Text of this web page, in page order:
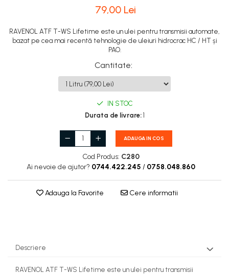
79,00 Lei
RAVENOL ATF T-WS Lifetime este un ulei pentru transmisii automate,
bazat pe cea mai recentă tehnologie de uleiuri hidrocrac HC / HT și
PAO.
Cantitate:
IN STOC
Durata de livrare:1
ADAUGA IN COS
Cod Produs: C280
Ai nevoie de ajutor? 0744.422.245 / 0758.048.860
Adauga la Favorite Cere informatii
Descriere
RAVENOL ATF T-WS Lifetime este un ulei pentru transmisii